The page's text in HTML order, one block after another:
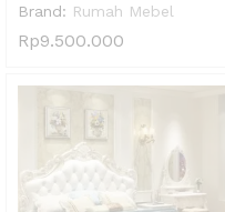
Brand: Rumah Mebel
Rp9.500.000